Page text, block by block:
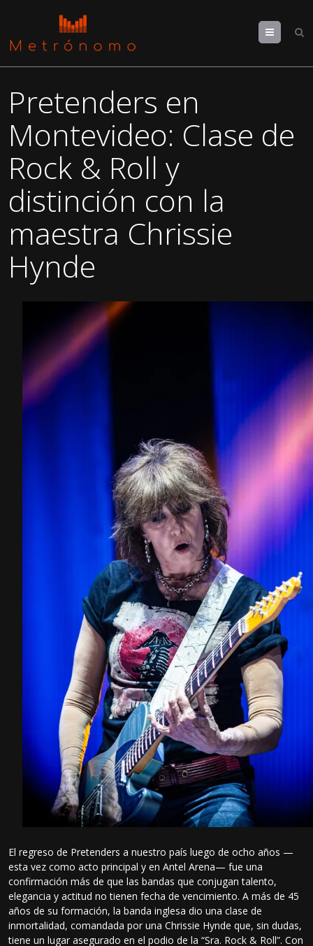
Menu
Pretenders en
Montevideo: Clase de
Rock & Roll y
distinción con la
maestra Chrissie
Hynde
El regreso de Pretenders a nuestro país luego de ocho años —
esta vez como acto principal y en Antel Arena— fue una
confirmación más de que las bandas que conjugan talento,
elegancia y actitud no tienen fecha de vencimiento. A más de 45
años de su formación, la banda inglesa dio una clase de
inmortalidad, comandada por una Chrissie Hynde que, sin dudas,
tiene un lugar asegurado en el podio de la “Sra. Rock & Roll”. Con